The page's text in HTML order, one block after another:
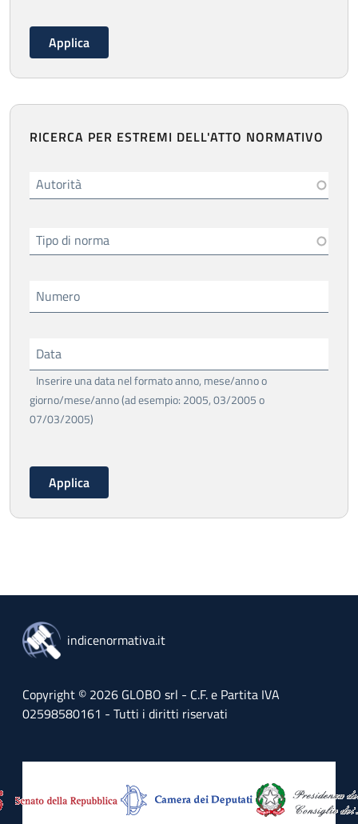
RICERCA PER ESTREMI DELL'ATTO NORMATIVO
Autorità
Tipo di norma
Numero
Data
Inserire una data nel formato anno, mese/anno o
giorno/mese/anno (ad esempio: 2005, 03/2005 o
07/03/2005)
indicenormativa.it
Copyright © 2026 GLOBO srl - C.F. e Partita IVA
02598580161 - Tutti i diritti riservati